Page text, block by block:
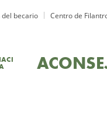
del becario Centro de